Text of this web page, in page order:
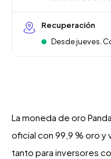
Recuperación
Desde jueves.
La moneda de oro
oficial con 99,9 % oro y
tanto para inversores